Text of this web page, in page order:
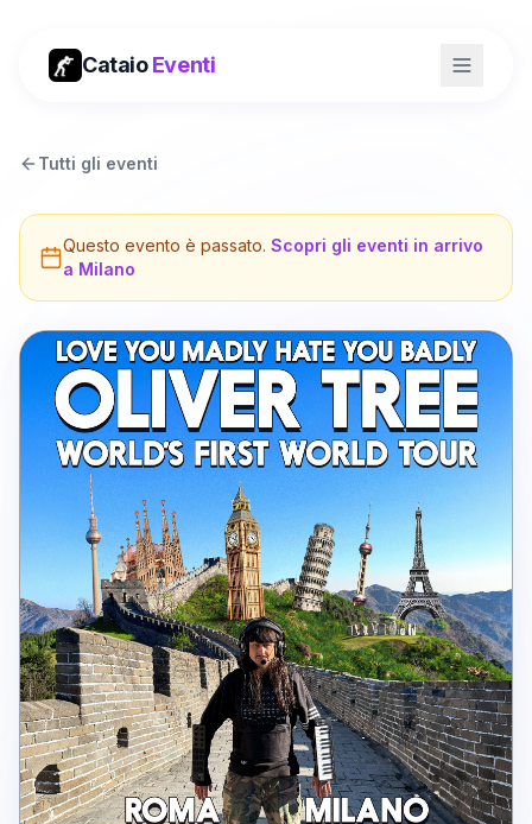
CataioEventi
Tutti gli eventi
Questo evento è passato. Scopri gli eventi in arrivo
a Milano